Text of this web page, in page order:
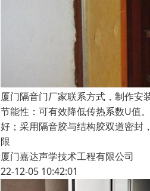
厦门隔音门厂家联系方式，制作安
节能性：可有效降低传热系数U值
好；采用隔音胶与结构胶双道密
限
厦门嘉达声学技术工程有限公司
22-12-05 10:42:01